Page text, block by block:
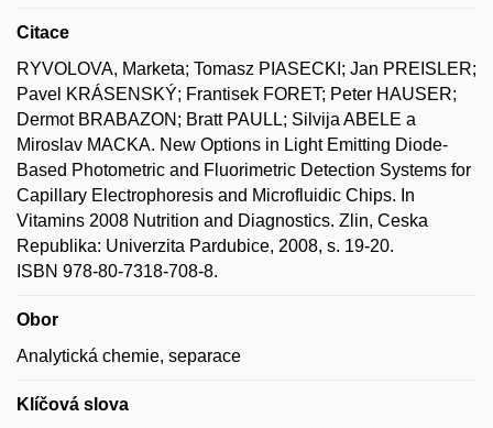
Citace
RYVOLOVA, Marketa; Tomasz PIASECKI; Jan PREISLER;
Pavel KRÁSENSKÝ; Frantisek FORET; Peter HAUSER;
Dermot BRABAZON; Bratt PAULL; Silvija ABELE a
Miroslav MACKA. New Options in Light Emitting Diode-
Based Photometric and Fluorimetric Detection Systems for
Capillary Electrophoresis and Microfluidic Chips. In
Vitamins 2008 Nutrition and Diagnostics. Zlin, Ceska
Republika: Univerzita Pardubice, 2008, s. 19-20.
ISBN 978-80-7318-708-8.
Obor
Analytická chemie, separace
Klíčová slova